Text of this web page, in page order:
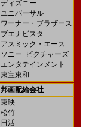
ディズニー
ユニバーサル
ワーナー・ブラザース
ブエナビスタ
アスミック・エース
ソニー･ピクチャーズ
エンタテインメント
東宝東和
邦画配給会社
東映
松竹
日活